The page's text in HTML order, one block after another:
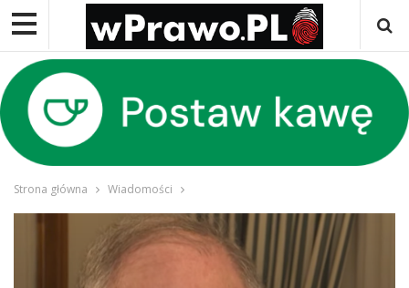
Strona główna Wiadomości